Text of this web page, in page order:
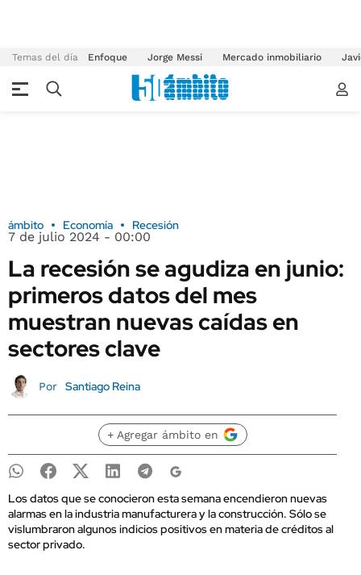
Temas del día Enfoque Jorge Messi Mercado inmobiliario
ámbito Economía Recesión
7 de julio 2024 - 00:00
La recesión se agudiza en junio:
primeros datos del mes
muestran nuevas caídas en
sectores clave
Por Santiago Reina
+ Agregar ámbito en
Los datos que se conocieron esta semana encendieron nuevas
alarmas en la industria manufacturera y la construcción. Sólo se
vislumbraron algunos indicios positivos en materia de créditos al
sector privado.